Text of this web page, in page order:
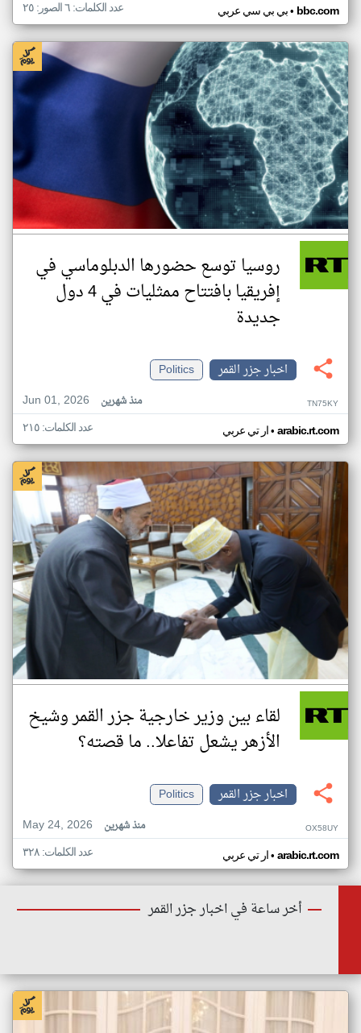
بي بي سي عربي• bbc.com عدد الكلمات: ٦ الصور: ٢٥
روسيا توسع حضورها الدبلوماسي في
إفريقيا بافتتاح ممثليات في 4 دول
جديدة
اخبار جزر القمر
Politics
Jun 01, 2026
منذ شهرين TN75KY
ار تي عربي• arabic.rt.com عدد الكلمات: ٢١٥
لقاء بين وزير خارجية جزر القمر وشيخ
الأزهر يشعل تفاعلا.. ما قصته؟
اخبار جزر القمر
Politics
May 24, 2026
منذ شهرين OX58UY
ار تي عربي• arabic.rt.com عدد الكلمات: ٣٢٨
أخر ساعة في اخبار جزر القمر